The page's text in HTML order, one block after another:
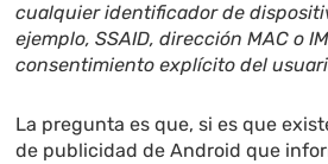
cualquier identificador de
ejemplo, SSAID, dirección MAC o
consentimiento explícito del
La pregunta es que, si es que
de publicidad de Android que